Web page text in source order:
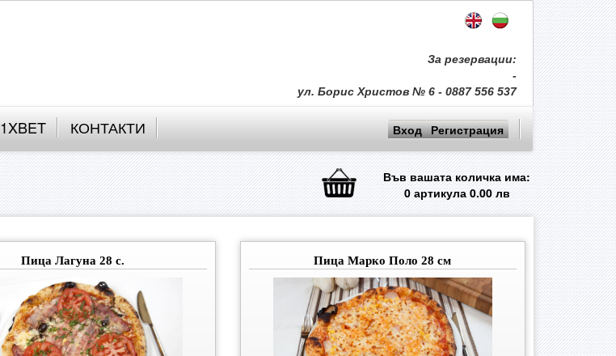
За резервации:
-
ул. Борис Христов № 6 - 0887 556 537
1XBET КОНТАКТИ Вход Регистрация
Във вашата количка има:
0артикула0.00лв
Пица Лагуна 28 с. Пица Марко Поло 28 см